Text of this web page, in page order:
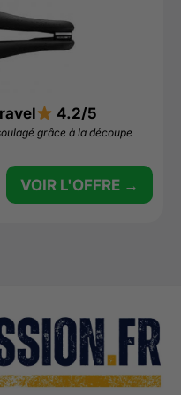
4.2/5
grâce à la découpe
VOIR L'OFFRE →